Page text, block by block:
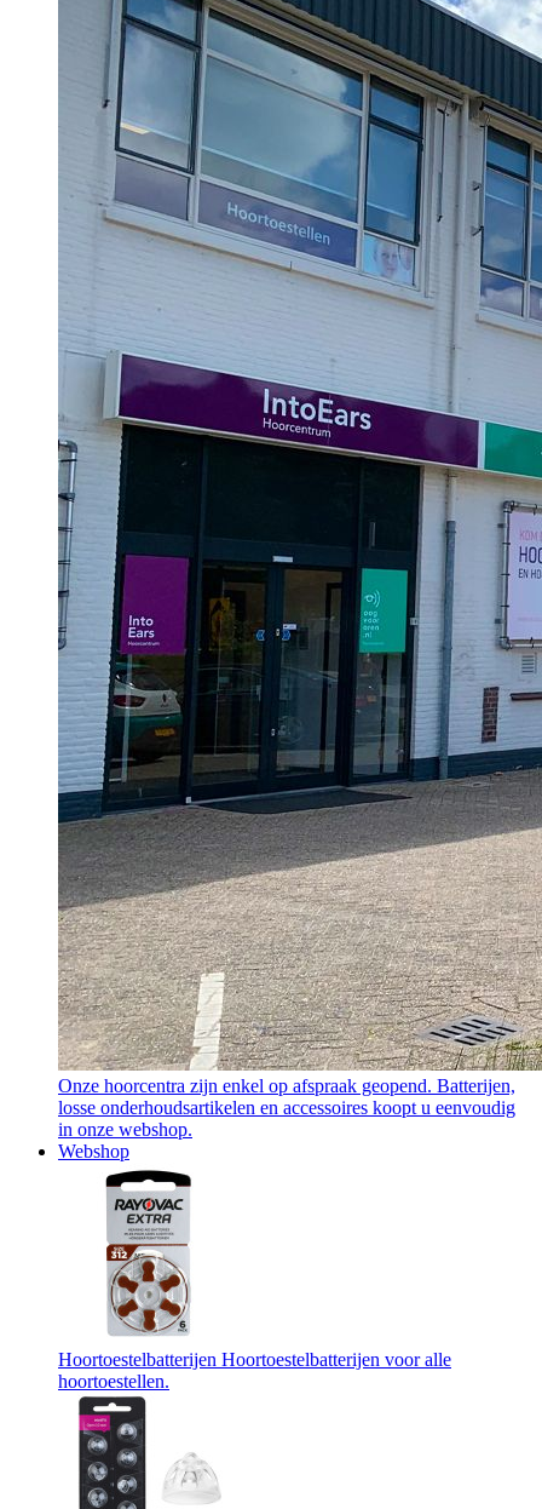
Onze hoorcentra zijn enkel op afspraak geopend. Batterijen,
losse onderhoudsartikelen en accessoires koopt u eenvoudig
in onze webshop.
Webshop
Hoortoestelbatterijen Hoortoestelbatterijen voor alle
hoortoestellen.